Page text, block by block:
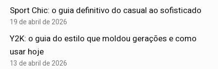
Sport Chic: o guia definitivo do casual ao sofisticado
19 de abril de 2026
Y2K: o guia do estilo que moldou gerações e como
usar hoje
13 de abril de 2026